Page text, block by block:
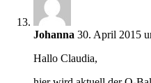
Johanna 30. April 2015
Hallo Claudia,